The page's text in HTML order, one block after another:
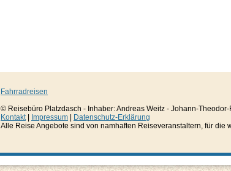
Fahrradreisen
© Reisebüro Platzdasch - Inhaber: Andreas Weitz - Johann-
Kontakt| Impressum
Datenschutz-Erklärung
Alle Reise Angebote sind von namhaften Reiseveranstaltern, für die